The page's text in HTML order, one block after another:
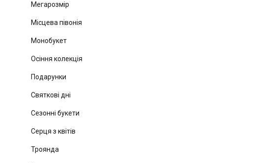
Мегарозмір
Місцева півонія
Монобукет
Осіння колекція
Подарунки
Святкові дні
Сезонні букети
Серця з квітів
Троянда